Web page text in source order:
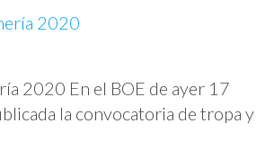
2020 En el BOE de ayer 17
la convocatoria de tropa y